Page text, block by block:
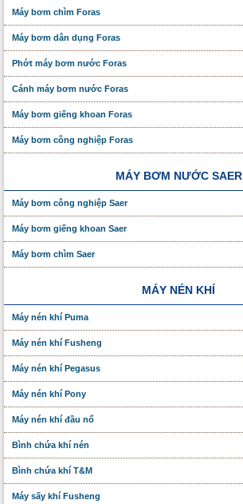
Máy bơm chìm Foras
Máy bơm dân dụng Foras
Phớt máy bơm nước Foras
Cánh máy bơm nước Foras
Máy bơm giếng khoan Foras
Máy bơm công nghiệp Foras
MÁY BƠM NƯỚC SAER
Máy bơm công nghiệp Saer
Máy bơm giếng khoan Saer
Máy bơm chìm Saer
MÁY NÉN KHÍ
Máy nén khí Puma
Máy nén khí Fusheng
Máy nén khí Pegasus
Máy nén khí Pony
Máy nén khí đầu nổ
Bình chứa khí nén
Bình chứa khí T&M
Máy sấy khí Fusheng